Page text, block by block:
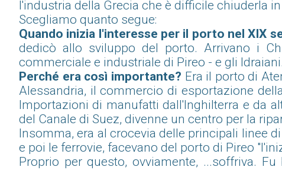
l'industria della Grecia che è difficile chiuderla
Scegliamo quanto segue:
Quando inizia l'interesse per il porto nel XIX
dedicò allo sviluppo del porto. Arrivano i
commerciale e industriale di Pireo - e gli Idraiani.
Perché era così importante? Era il porto di
Alessandria, il commercio di esportazione
Importazioni di manufatti dall'Inghilterra e da
del Canale di Suez, divenne un centro per la
Insomma, era al crocevia delle principali linee
e poi le ferrovie, facevano del porto di Pireo
Proprio per questo, ovviamente, ...soffriva.